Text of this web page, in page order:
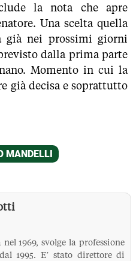
la nota che apre
Una scelta quella
già nei prossimi giorni
dalla prima parte
Momento in cui la
già decisa e soprattutto
1969, svolge la professione
1995. E’ stato direttore di